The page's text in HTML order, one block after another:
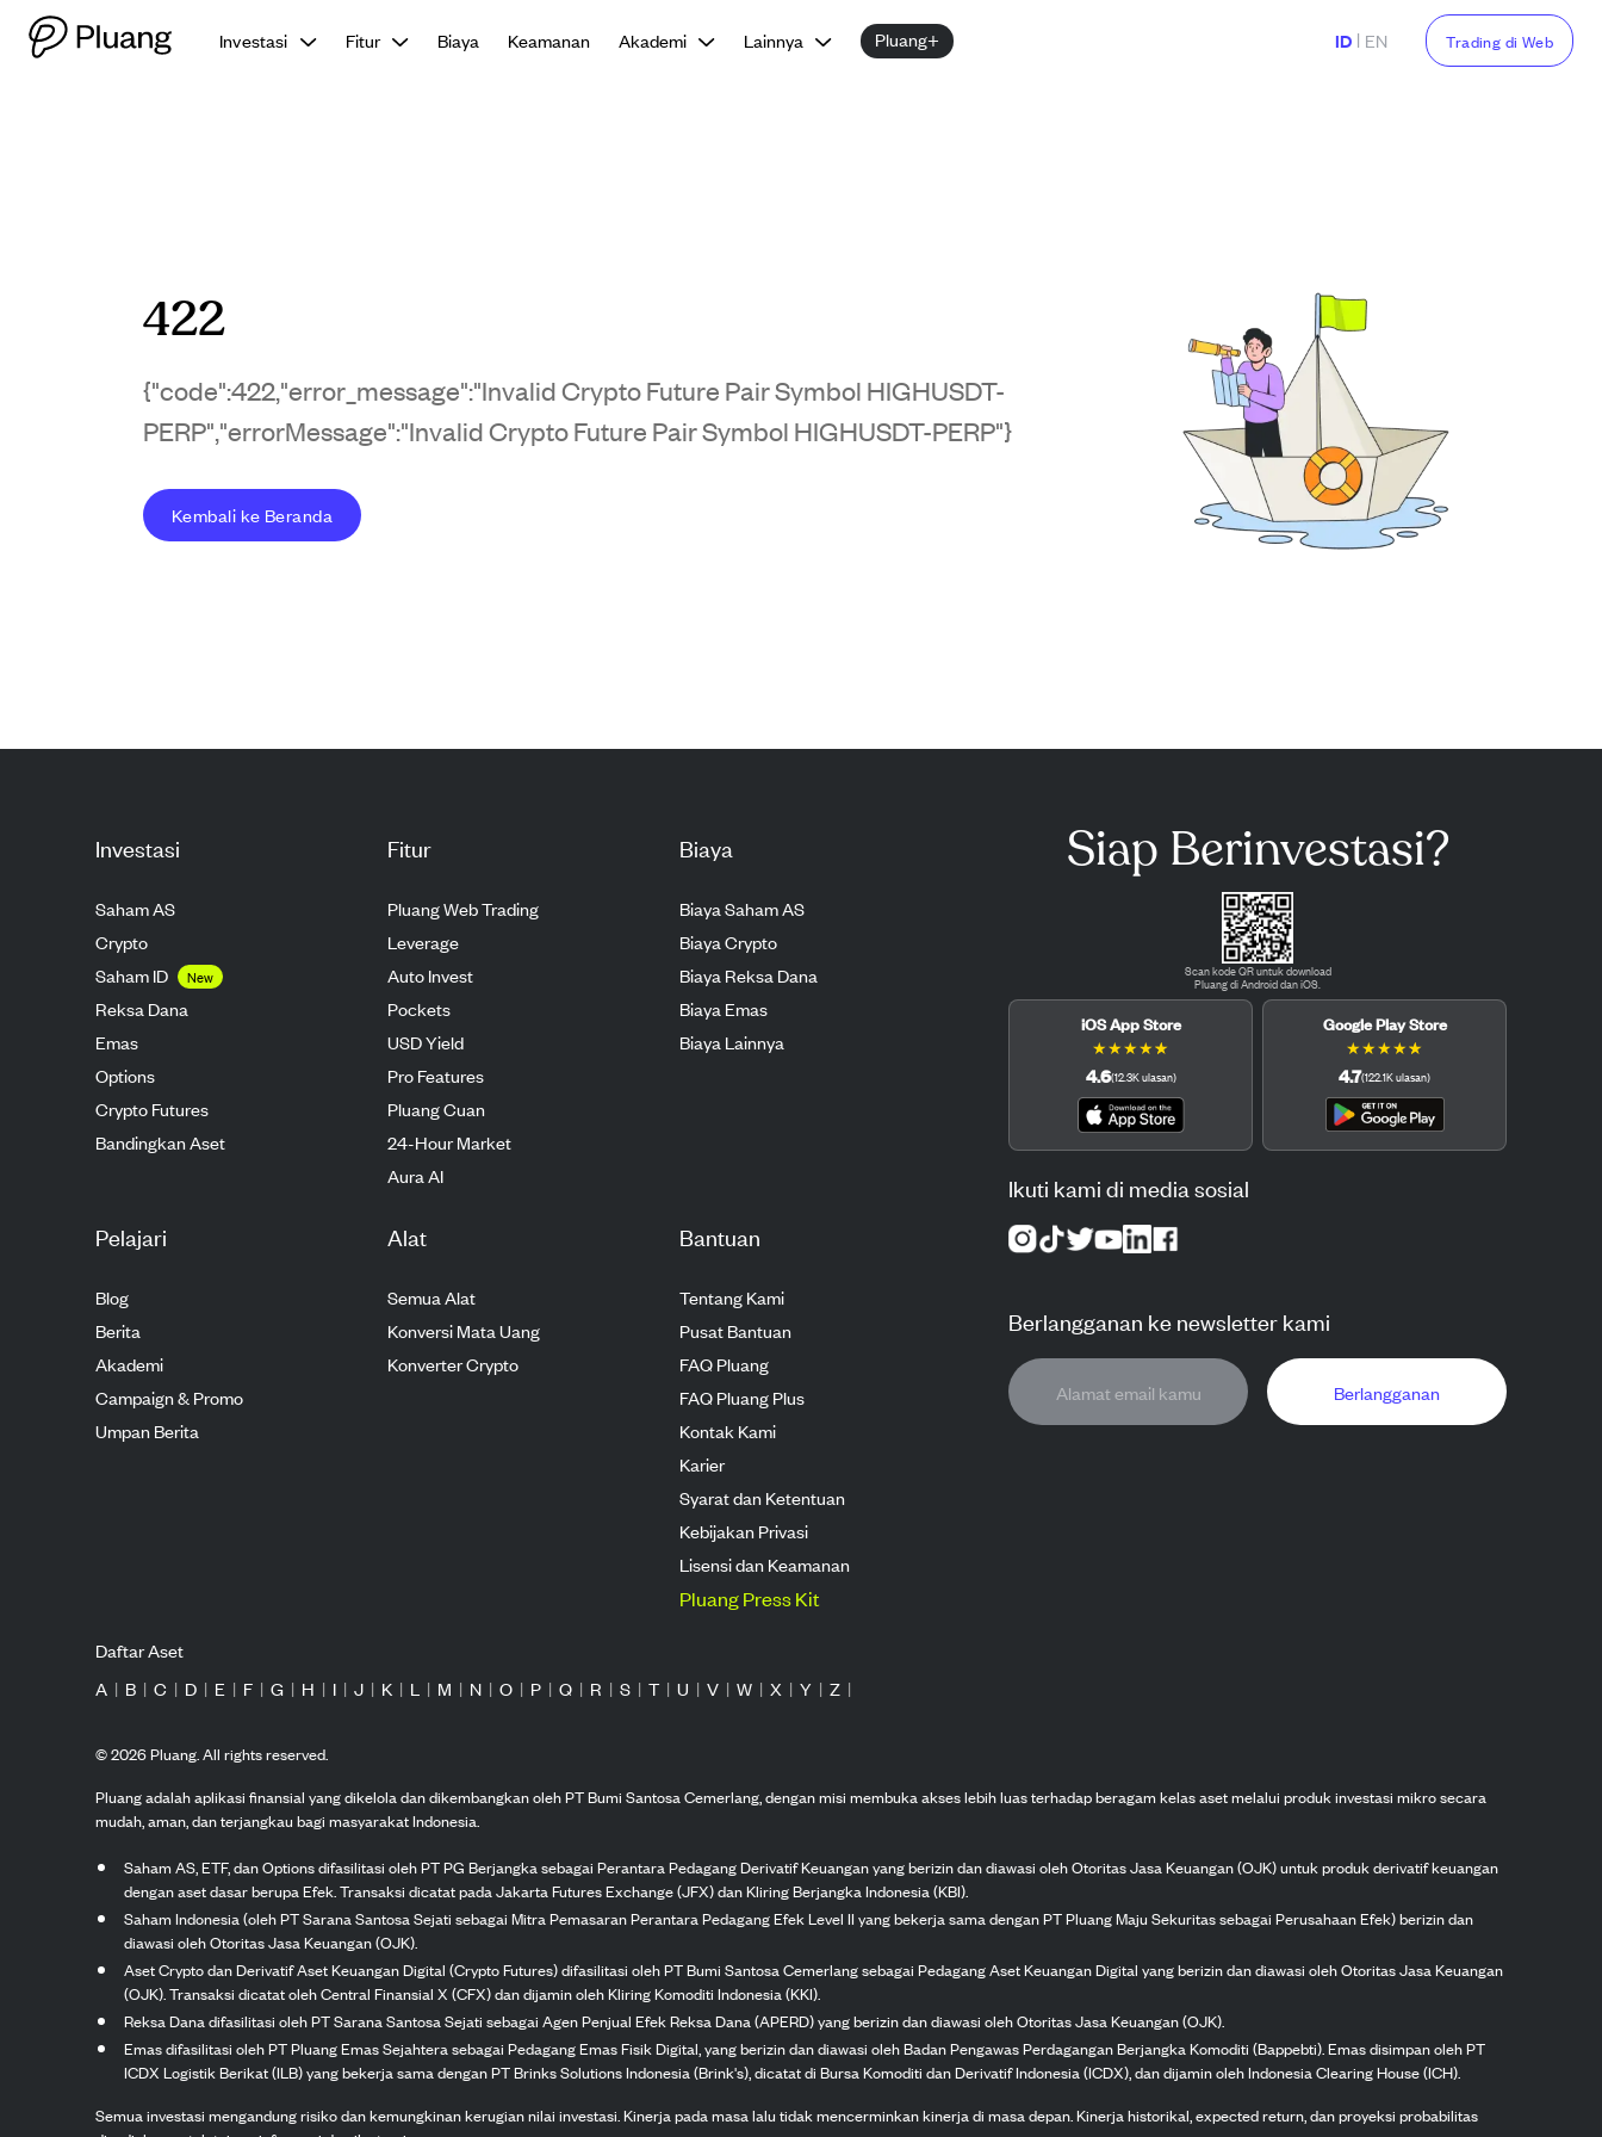
Investasi Fitur Biaya Keamanan Akademi Lainnya Pluang+ ID | EN Trading di Web
422
{"code":422,"error_message":"Invalid Crypto Future Pair Symbol HIGHUSDT-
PERP","errorMessage":"Invalid Crypto Future Pair Symbol HIGHUSDT-PERP"}
Kembali ke Beranda
Investasi
Saham AS
Crypto
Saham ID
New
Reksa Dana
Emas
Options
Crypto Futures
Bandingkan Aset
Fitur
Pluang Web Trading
Leverage
Auto Invest
Pockets
USD Yield
Pro Features
Pluang Cuan
24-Hour Market
Aura AI
Biaya
Biaya Saham AS
Biaya Crypto
Biaya Reksa Dana
Biaya Emas
Biaya Lainnya
Pelajari
Blog
Berita
Akademi
Campaign & Promo
Umpan Berita
Alat
Semua Alat
Konversi Mata Uang
Konverter Crypto
Bantuan
Tentang Kami
Pusat Bantuan
FAQ Pluang
FAQ Pluang Plus
Kontak Kami
Karier
Syarat dan Ketentuan
Kebijakan Privasi
Lisensi dan Keamanan
Pluang Press Kit
Siap Berinvestasi?
Scan kode QR untuk download
Pluang di Android dan iOS.
iOS App Store
★★★★★
4.6(12.3Kulasan)
Google Play Store
★★★★★
4.7(122.1Kulasan)
Ikuti kami di media sosial
Berlangganan ke newsletter kami
Berlangganan
Daftar Aset
A | B | C | D | E | F | G | H | I | J | K | L | M | N | O | P | Q | R | S | T | U | V | W | X | Y | Z |
©2026Pluang. All rights reserved.
Pluang adalah aplikasi finansial yang dikelola dan dikembangkan oleh PT Bumi Santosa Cemerlang, dengan misi membuka akses lebih luas terhadap beragam kelas aset melalui produk investasi mikro secara
mudah, aman, dan terjangkau bagi masyarakat Indonesia.
Saham AS, ETF, dan Options difasilitasi oleh PT PG Berjangka sebagai Perantara Pedagang Derivatif Keuangan yang berizin dan diawasi oleh Otoritas Jasa Keuangan (OJK) untuk produk derivatif keuangan
dengan aset dasar berupa Efek. Transaksi dicatat pada Jakarta Futures Exchange (JFX) dan Kliring Berjangka Indonesia (KBI).
Saham Indonesia (oleh PT Sarana Santosa Sejati sebagai Mitra Pemasaran Perantara Pedagang Efek Level II yang bekerja sama dengan PT Pluang Maju Sekuritas sebagai Perusahaan Efek) berizin dan
diawasi oleh Otoritas Jasa Keuangan (OJK).
Aset Crypto dan Derivatif Aset Keuangan Digital (Crypto Futures) difasilitasi oleh PT Bumi Santosa Cemerlang sebagai Pedagang Aset Keuangan Digital yang berizin dan diawasi oleh Otoritas Jasa Keuangan
(OJK). Transaksi dicatat oleh Central Finansial X (CFX) dan dijamin oleh Kliring Komoditi Indonesia (KKI).
Reksa Dana difasilitasi oleh PT Sarana Santosa Sejati sebagai Agen Penjual Efek Reksa Dana (APERD) yang berizin dan diawasi oleh Otoritas Jasa Keuangan (OJK).
Emas difasilitasi oleh PT Pluang Emas Sejahtera sebagai Pedagang Emas Fisik Digital, yang berizin dan diawasi oleh Badan Pengawas Perdagangan Berjangka Komoditi (Bappebti). Emas disimpan oleh PT
ICDX Logistik Berikat (ILB) yang bekerja sama dengan PT Brinks Solutions Indonesia (Brink's), dicatat di Bursa Komoditi dan Derivatif Indonesia (ICDX), dan dijamin oleh Indonesia Clearing House (ICH).
Semua investasi mengandung risiko dan kemungkinan kerugian nilai investasi. Kinerja pada masa lalu tidak mencerminkan kinerja di masa depan. Kinerja historikal, expected return, dan proyeksi probabilitas